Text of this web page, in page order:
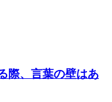
際、言葉の壁はあ